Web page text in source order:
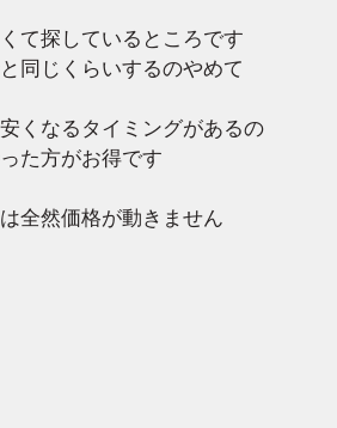
て探しているところです
同じくらいするのやめて
くなるタイミングがあるの
た方がお得です
全然価格が動きません